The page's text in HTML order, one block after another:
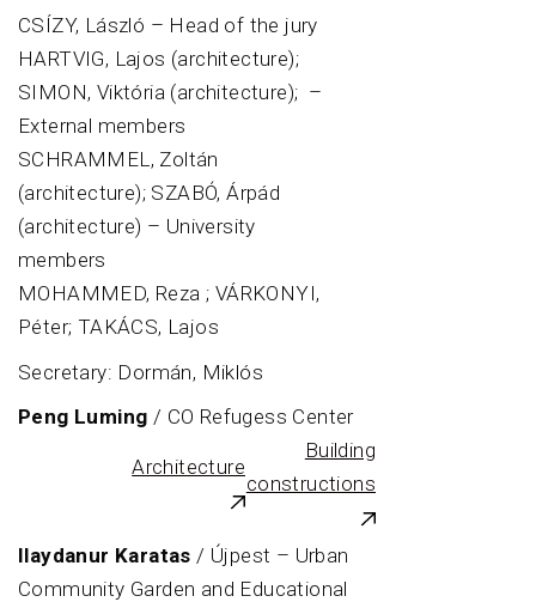
CSÍZY, László – Head of the jury
HARTVIG, Lajos (architecture);
SIMON, Viktória (architecture); –
External members
SCHRAMMEL, Zoltán
(architecture); SZABÓ, Árpád
(architecture) – University
members
MOHAMMED, Reza ; VÁRKONYI,
Péter; TAKÁCS, Lajos
Secretary: Dormán, Miklós
Peng Luming / CO Refugess Center
Architecture
Building
constructions
Ilaydanur Karatas/ Újpest – Urban
Community Garden and Educational